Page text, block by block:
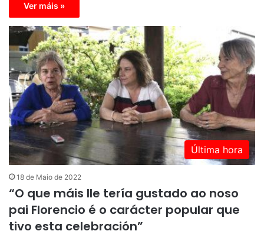
Ver máis »
Última hora
18 de Maio de 2022
“O que máis lle tería gustado ao noso
pai Florencio é o carácter popular que
tivo esta celebración”